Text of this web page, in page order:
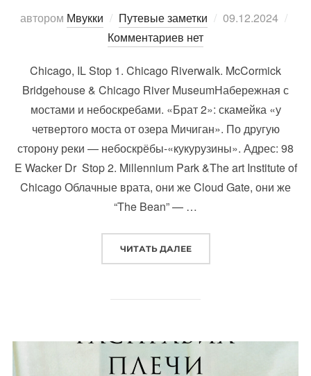
автором Мвукки Путевые заметки Опубликовано
09.12.2024
Комментариев нет
Chicago, IL Stop 1. Chicago Riverwalk. McCormick
Bridgehouse & Chicago River MuseumНабережная с
мостами и небоскребами. «Брат 2»: скамейка «у
четвертого моста от озера Мичиган». По другую
сторону реки — небоскрёбы-«кукурузины». Адрес: 98
E Wacker Dr Stop 2. Millennium Park &The art Institute of
Chicago Облачные врата, они же Cloud Gate, они же
“The Bean” — …
ЧИТАТЬ ДАЛЕЕ«CHICAGO, IL —